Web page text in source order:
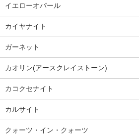
イエローオパール
カイヤナイト
ガーネット
カオリン(アースクレイストーン)
カコクセナイト
カルサイト
クォーツ・イン・クォーツ